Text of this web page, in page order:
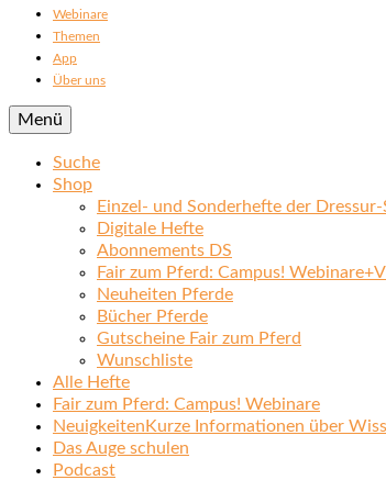
Webinare
Themen
App
Über uns
Menü
Suche
Shop
Einzel- und Sonderhefte der
Digitale Hefte
Abonnements DS
Fair zum Pferd: Campus!
Neuheiten Pferde
Bücher Pferde
Gutscheine Fair zum Pferd
Wunschliste
Alle Hefte
Fair zum Pferd: Campus! Webinare
Neuigkeiten Kurze Informationen über
Das Auge schulen
Podcast